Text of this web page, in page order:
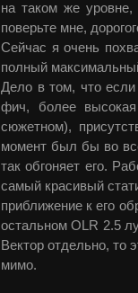
на таком же
поверьте мне,
Сейчас я очень
полный
Дело в том, что
фич, более
сюжетном),
момент был бы во
так обгоняет его.
самый красивый
приближение к его
остальном OLR 2.5
Вектор отдельно, то
мимо.